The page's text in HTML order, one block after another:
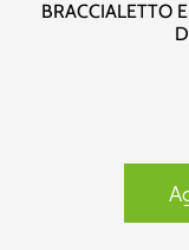
BRACCIALETTO